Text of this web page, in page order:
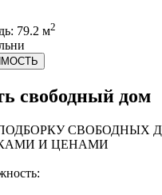
79.2 м2
свободный дом
СВОБОДНЫХ
И ЦЕНАМИ